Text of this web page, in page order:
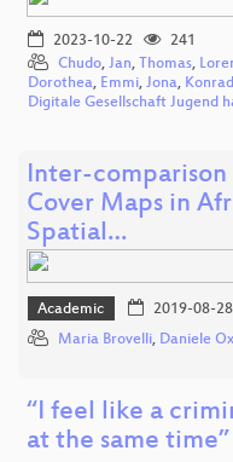
2023-10-22
241
Chudo, Jan, Thomas,
Dorothea, Emmi, Jona, Konrad
Digitale Gesellschaft Jugend
Inter-
Cover Maps in
Spatial…
Academic 2019-08-28
Maria Brovelli, Daniele
“I feel like a
at the same time”